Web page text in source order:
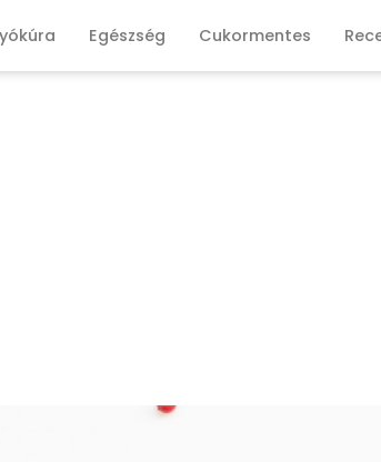
Egészség Cukormentes